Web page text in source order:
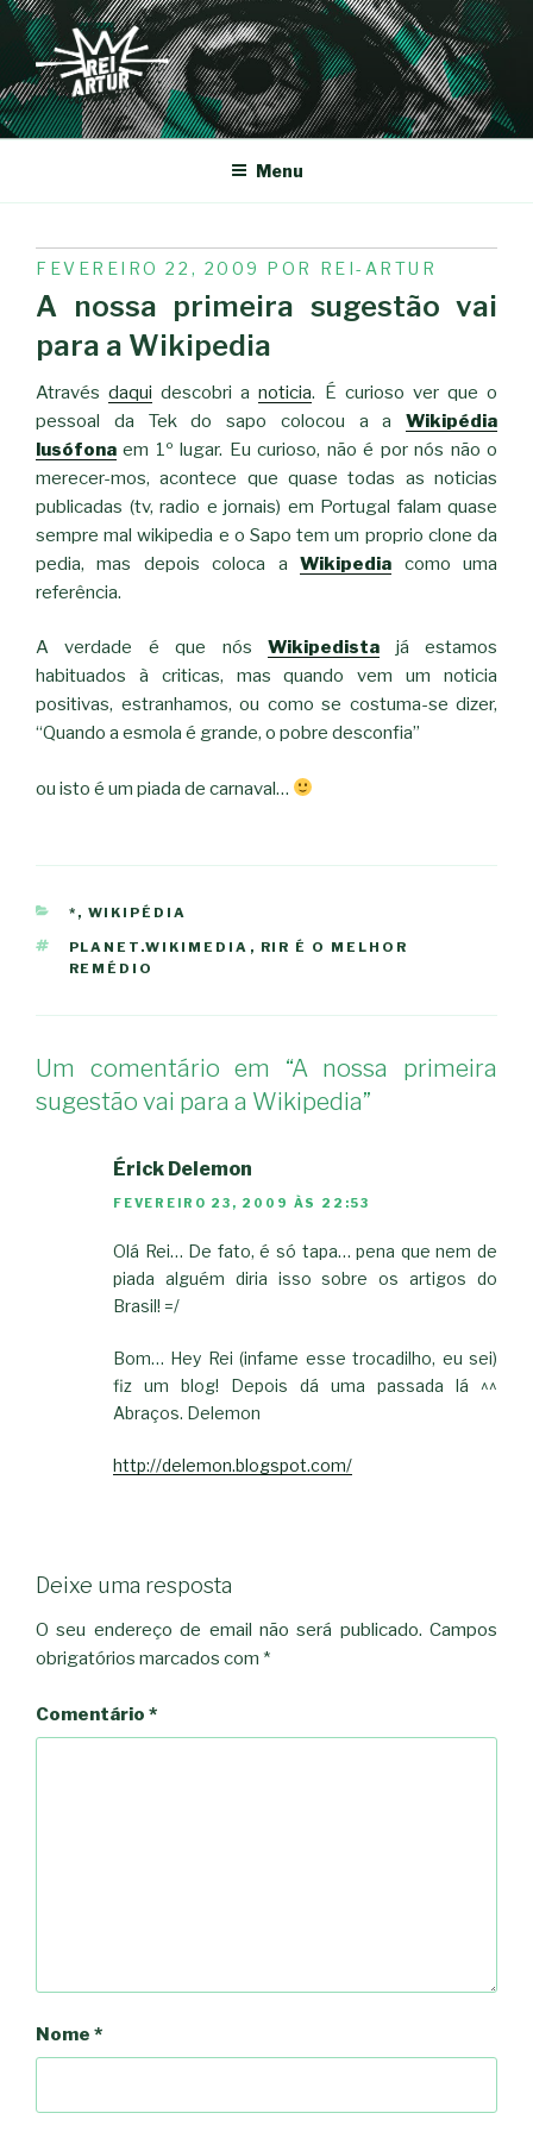
Saltar
para
conteúdo
REI-ARTUR
Menu
PUBLICADO
EM
FEVEREIRO 22, 2009 POR REI-ARTUR
A nossa primeira sugestão vai
para a Wikipedia
Atravésdaqui descobri anoticia. É curioso ver que o
pessoal da Tek do sapo colocou a a Wikipédia
lusófona em 1º lugar. Eu curioso, não é por nós não o
merecer-mos, acontece que quase todas as noticias
publicadas (tv, radio e jornais) em Portugal falam quase
sempre mal wikipedia e o Sapo tem um proprio clone da
pedia, mas depois coloca aWikipedia como uma
referência.
A verdade é que nósWikipedista já estamos
habituados à criticas, mas quando vem um noticia
positivas, estranhamos, ou como se costuma-se dizer,
“Quando a esmola é grande, o pobre desconfia”
ou isto é um piada de carnaval…
CATEGORIAS
* , WIKIPÉDIA
ETIQUETAS
PLANET.WIKIMEDIA , RIR É O MELHOR
REMÉDIO
Um comentário em “A nossa primeira
sugestão vai para a Wikipedia”
Érick Delemon
FEVEREIRO 23, 2009 ÀS 22:53
Olá Rei… De fato, é só tapa… pena que nem de
piada alguém diria isso sobre os artigos do
Brasil! =/
Bom… Hey Rei (infame esse trocadilho, eu sei)
fiz um blog! Depois dá uma passada lá ^^
Abraços. Delemon
http://delemon.blogspot.com/
Deixe uma resposta
O seu endereço de email não será publicado. Campos
obrigatórios marcados com *
Comentário *
Nome *